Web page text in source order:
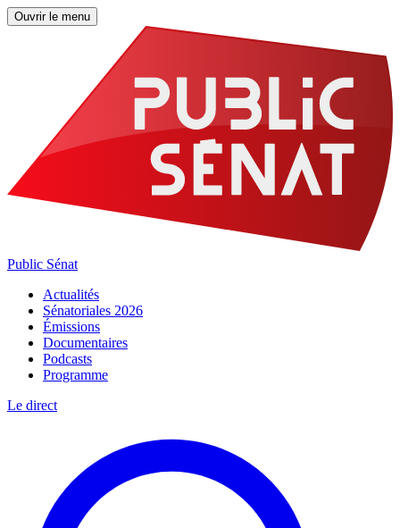
Ouvrir le menu
Public Sénat
Actualités
Sénatoriales 2026
Émissions
Documentaires
Podcasts
Programme
Le direct